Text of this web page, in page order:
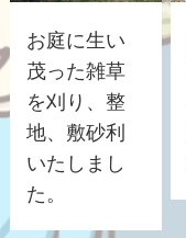
お庭に生い
茂った雑草
を刈り、整
地、敷砂利
いたしまし
た。